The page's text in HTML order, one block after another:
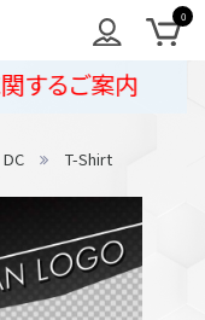
ご案内
DC T-Shirt